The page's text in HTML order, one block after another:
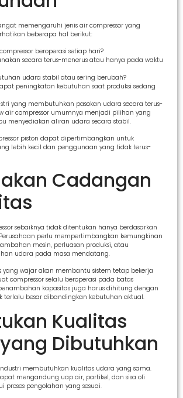
memengaruhi jenis air compressor yang
beberapa hal berikut:
beroperasi setiap hari?
secara terus-menerus atau hanya pada waktu
udara stabil atau sering berubah?
peningkatan kebutuhan saat produksi sedang
yang membutuhkan pasokan udara secara terus-
air compressor umumnya menjadi pilihan yang
menyediakan aliran udara secara stabil.
piston dapat dipertimbangkan untuk
lebih kecil dan penggunaan yang tidak terus-
Cadangan
sebaiknya tidak ditentukan hanya berdasarkan
perlu mempertimbangkan kemungkinan
mesin, perluasan produksi, atau
udara pada masa mendatang.
yang wajar akan membantu sistem tetap bekerja
compressor selalu beroperasi pada batas
kapasitas juga harus dihitung dengan
terlalu besar dibandingkan kebutuhan aktual.
Kualitas
Dibutuhkan
membutuhkan kualitas udara yang sama.
mengandung uap air, partikel, dan sisa oli
proses pengolahan yang sesuai.